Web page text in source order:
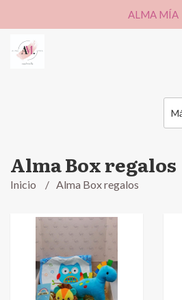
ALMA MÍA
Alma Box regalos
Inicio Alma Box regalos